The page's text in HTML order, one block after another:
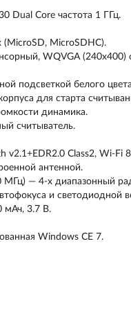
Dual Core частота 1 ГГц.
MicroSDHC).
WQVGA (240х400)
подсветкой белого
для старта
динамика.
считыватель.
Class2, Wi-Fi
антенной.
— 4-х диапазонный
и светодиодной
мАч, 3.7 В.
Windows CE 7.